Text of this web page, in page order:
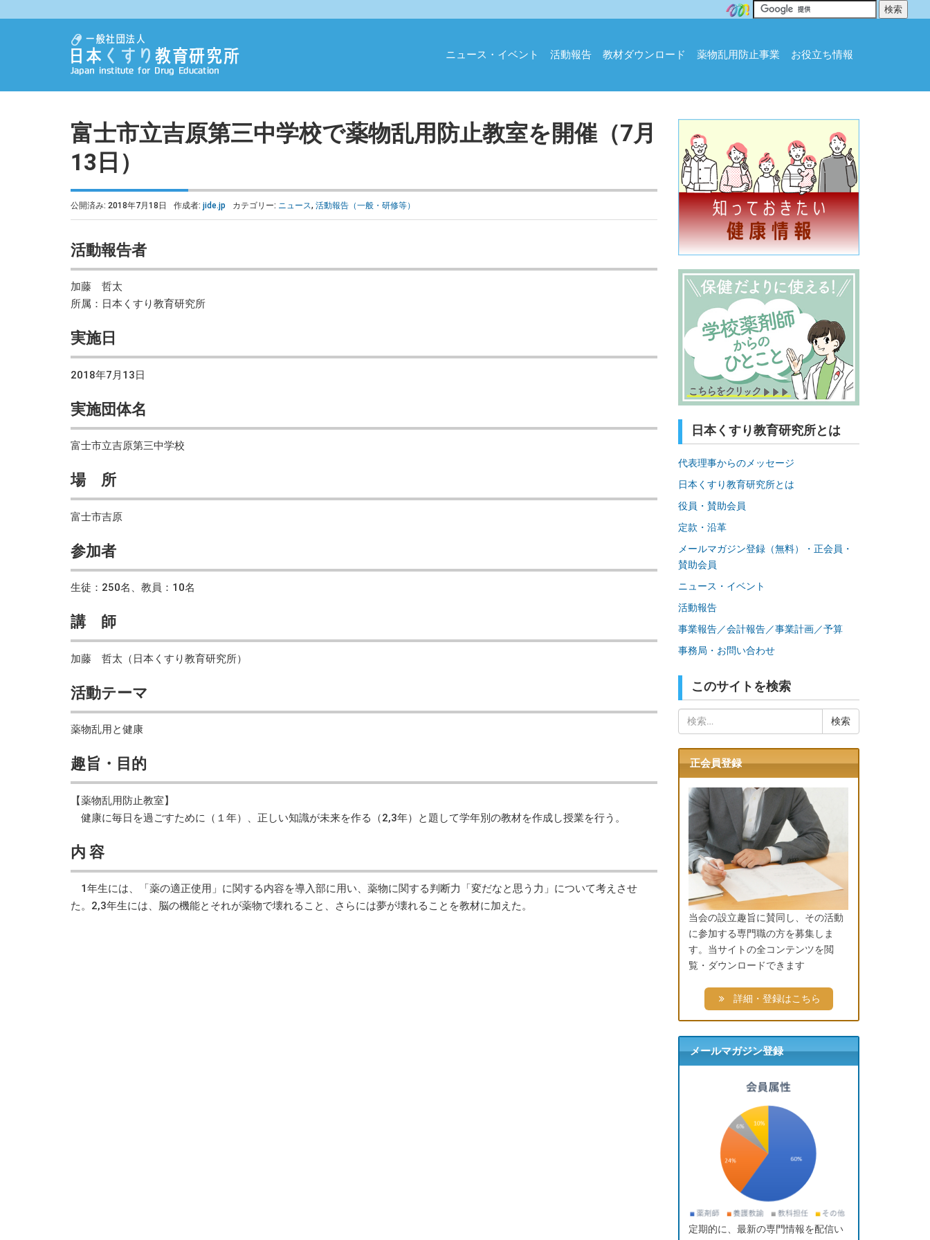
ニュース・イベント 活動報告 教材ダウンロード 薬物乱用防止事業 お役立ち情報
富士市立吉原第三中学校で薬物乱用防止教室を開催（7月
13日）
公開済み: 2018年7月18日 作成者: jide.jp カテゴリー: ニュース, 活動報告（一般・研修等）
活動報告者
加藤 哲太
所属：日本くすり教育研究所
実施日
2018年7月13日
実施団体名
富士市立吉原第三中学校
場 所
富士市吉原
参加者
生徒：250名、教員：10名
講 師
加藤 哲太（日本くすり教育研究所）
活動テーマ
薬物乱用と健康
趣旨・目的
【薬物乱用防止教室】
健康に毎日を過ごすために（１年）、正しい知識が未来を作る（2,3年）と題して学年別の教材を作成し授業を行う。
内 容
1年生には、「薬の適正使用」に関する内容を導入部に用い、薬物に関する判断力「変だなと思う力」について考えさせ
た。2,3年生には、脳の機能とそれが薬物で壊れること、さらには夢が壊れることを教材に加えた。
日本くすり教育研究所とは
代表理事からのメッセージ
日本くすり教育研究所とは
役員・賛助会員
定款・沿革
メールマガジン登録（無料）・正会員・
賛助会員
ニュース・イベント
活動報告
事業報告／会計報告／事業計画／予算
事務局・お問い合わせ
このサイトを検索
索:
正会員登録
当会の設立趣旨に賛同し、その活動
に参加する専門職の方を募集しま
す。当サイトの全コンテンツを閲
覧・ダウンロードできます
詳細・登録はこちら
メールマガジン登録
定期的に、最新の専門情報を配信い